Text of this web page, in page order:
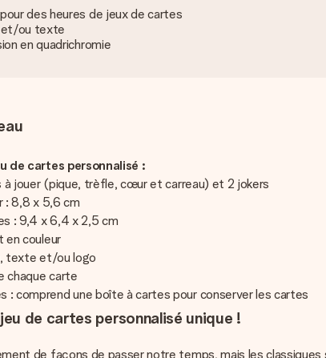
des heures de jeux de cartes
et/ou texte
en quadrichromie
de cartes personnalisé :
jouer (pique, trèfle, cœur et carreau) et 2 jokers
: 8,8 x 5,6 cm
: 9,4 x 6,4 x 2,5 cm
en couleur
texte et/ou logo
chaque carte
: comprend une boîte à cartes pour conserver les cartes
de cartes personnalisé unique !
de façons de passer notre temps, mais les